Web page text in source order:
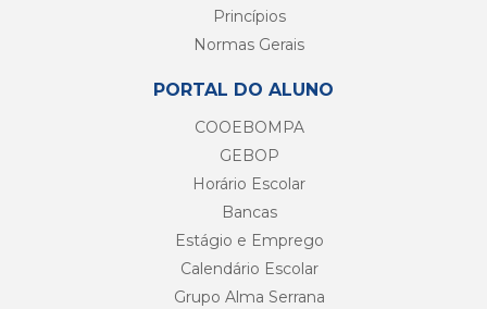
Princípios
Normas Gerais
PORTAL DO ALUNO
COOEBOMPA
GEBOP
Horário Escolar
Bancas
Estágio e Emprego
Calendário Escolar
Grupo Alma Serrana